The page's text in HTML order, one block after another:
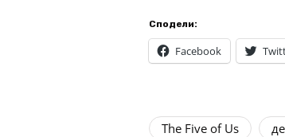
Сподели:
Facebook
The Five of Us